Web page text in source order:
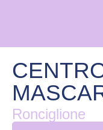
Ronciglione